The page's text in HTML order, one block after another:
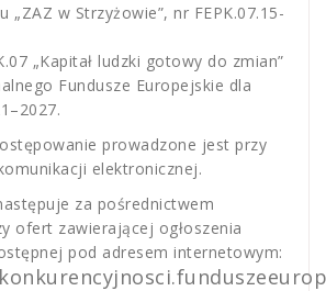
„ZAZ w Strzyżowie”, nr FEPK.07.15-
„Kapitał ludzki gotowy do zmian”
Fundusze Europejskie dla
prowadzone jest przy
elektronicznej.
za pośrednictwem
ofert zawierającej ogłoszenia
pod adresem internetowym: